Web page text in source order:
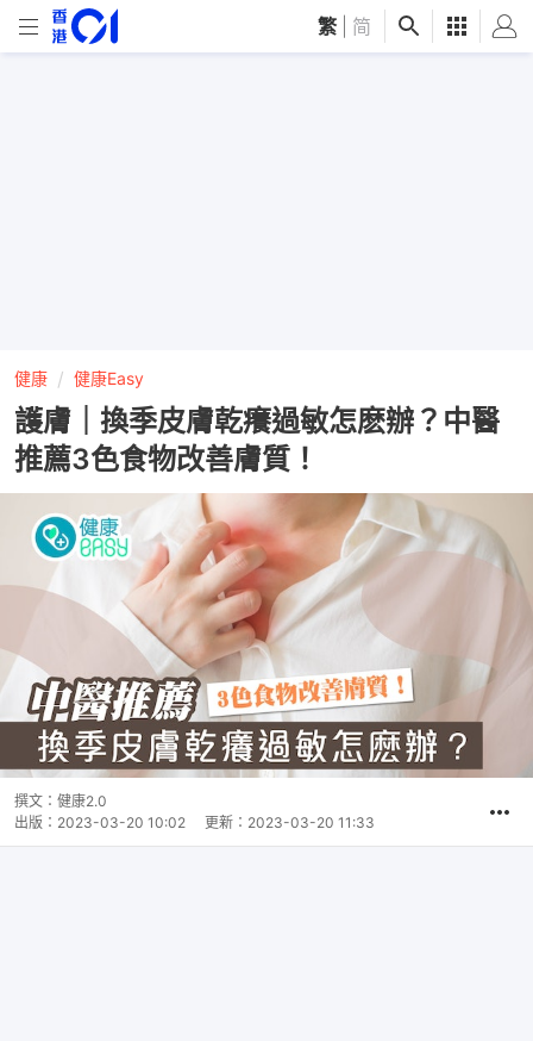
繁 简
健康 健康Easy
護膚｜換季皮膚乾癢過敏怎麽辦？中醫
推薦3色食物改善膚質！
撰文： 健康2.0
出版： 2023-03-20 10:02 更新： 2023-03-20 11:33